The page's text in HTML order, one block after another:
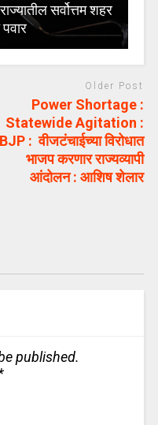
सर्वोत्तम शहर
Older Post
Power Shortage :
Statewide Agitation :
BJP : वीजटंचाईच्या विरोधात
भाजप करणार राज्यव्यापी
आंदोलन : आशिष शेलार
published.